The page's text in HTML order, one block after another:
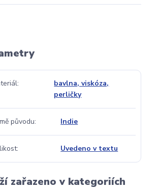
bavlna, viskóza,
perličky
původu Indie
Uvedeno v textu
zařazeno v kategoriích